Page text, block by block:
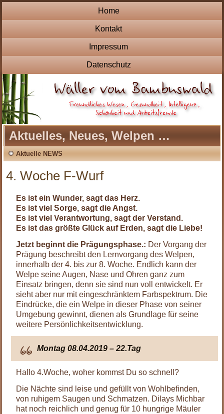
Home
Kontakt
Impressum
Datenschutz
Aktuelles, Neues, Welpen …
Aktuelle NEWS
4. Woche F-Wurf
Es ist ein Wunder, sagt das Herz.
Es ist viel Sorge, sagt die Angst.
Es ist viel Verantwortung, sagt der Verstand.
Es ist das größte Glück auf Erden, sagt die Liebe!
Jetzt beginnt die Prägungsphase.: Der Vorgang der
Prägung beschreibt den Lernvorgang des Welpen,
innerhalb der 4. bis zur 8. Woche. Endlich kann der
Welpe seine Augen, Nase und Ohren ganz zum
Einsatz bringen, denn sie sind nun voll entwickelt. Er
sieht aber nur mit eingeschränktem Farbspektrum. Die
Eindrücke, die ein Welpe in dieser Phase von seiner
Umgebung gewinnt, dienen als Grundlage für seine
weitere Persönlichkeitsentwicklung.
Montag 08.04.2019 – 22.Tag
Hallo 4.Woche, woher kommst Du so schnell?
Die Nächte sind leise und gefüllt von Wohlbefinden,
von ruhigem Saugen und Schmatzen. Dilays Michbar
hat noch reichlich und genug für 10 hungrige Mäuler